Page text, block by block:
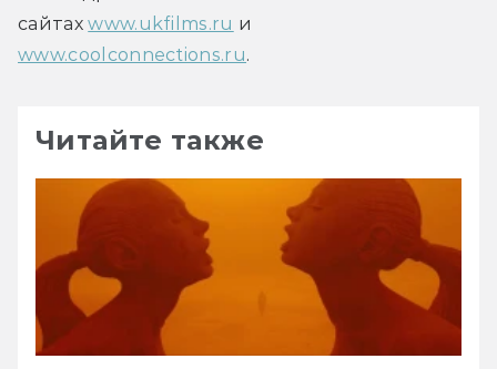
сайтах www.ukfilms.ru
www.coolconnections.ru.
Читайте также